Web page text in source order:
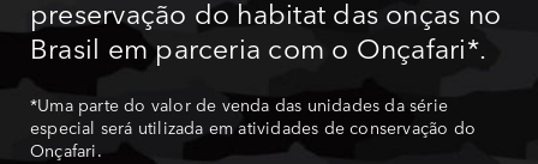
preservação do habitat das onças no
Brasil em parceria com o Onçafari*.
*Uma parte do valor de venda das unidades da série
especial será utilizada em atividades de conservação do
Onçafari.